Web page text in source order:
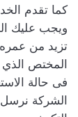
كما تقدم
ويجب عليك
تزيد من عمره
المختص الذي
فى حالة
الشركة